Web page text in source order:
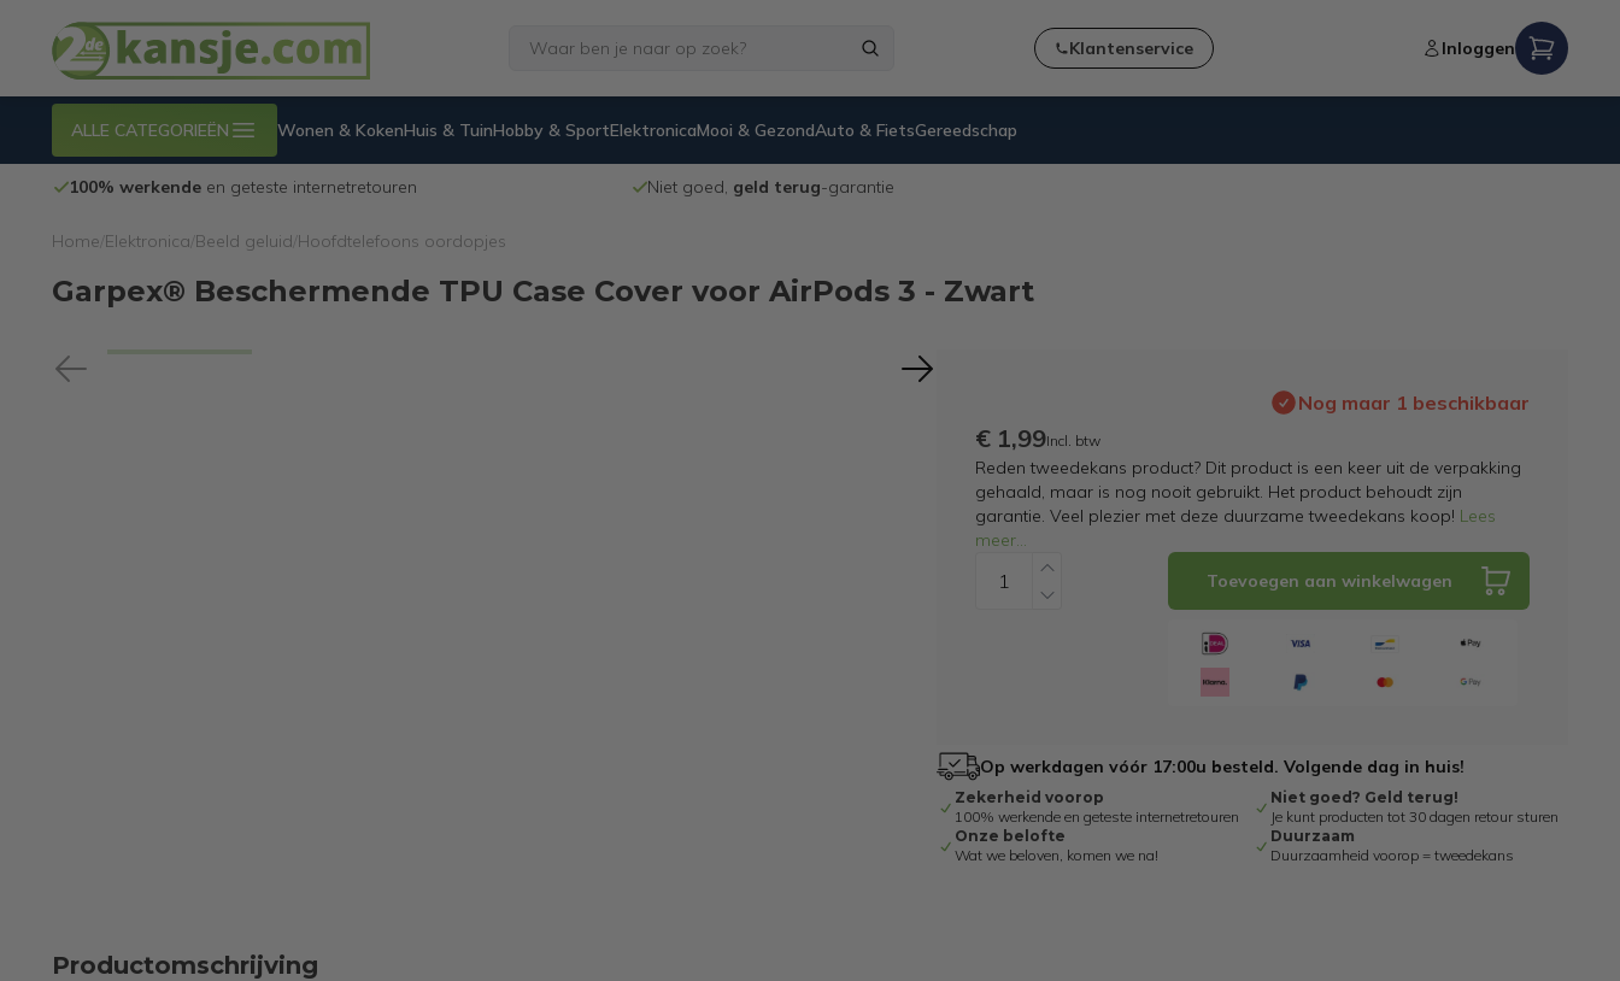
Klantenservice Inloggen
ALLE CATEGORIEËN Wonen & KokenHuis & TuinHobby & SportElektronicaMooi & GezondAuto & FietsGereedschap
100% werkendeen geteste internetretouren Niet goed, geld terug-garantie
Home Elektronica Beeld geluid Hoofdtelefoons oordopjes
Garpex® Beschermende TPU Case Cover voor AirPods 3 - Zwart
Nog maar 1 beschikbaar
€ 1,99Incl. btw
Reden tweedekans product? Dit product is een keer uit de verpakking
gehaald, maar is nog nooit gebruikt. Het product behoudt zijn
garantie. Veel plezier met deze duurzame tweedekans koop! Lees
meer...
Toevoegen aan winkelwagen
Op werkdagen vóór 17:00u besteld. Volgende dag in huis!
Zekerheid voorop
100% werkende en geteste internetretouren
Niet goed? Geld terug!
Je kunt producten tot 30 dagen retour sturen
Onze belofte
Wat we beloven, komen we na!
Duurzaam
Duurzaamheid voorop = tweedekans
Productomschrijving